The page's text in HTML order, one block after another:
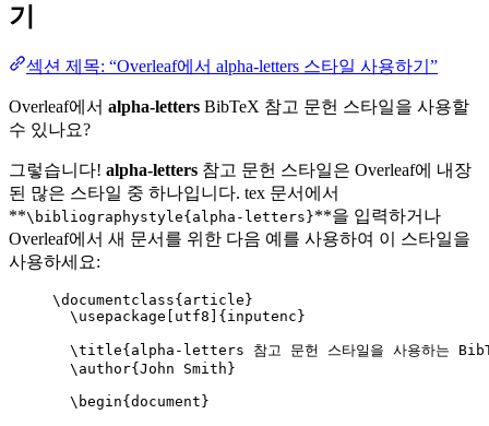
기
섹션 제목: “Overleaf에서 alpha-letters 스타일 사용하기”
Overleaf에서 alpha-letters BibTeX 참고 문헌 스타일을 사용할
수 있나요?
그렇습니다! alpha-letters 참고 문헌 스타일은 Overleaf에 내장
된 많은 스타일 중 하나입니다. tex 문서에서
**\bibliographystyle{alpha-letters}**을 입력하거나
Overleaf에서 새 문서를 위한 다음 예를 사용하여 이 스타일을
사용하세요:
\documentclass{ article }
\usepackage
utf8 ]{ inputenc }
\title{alpha-letters 참고 문헌 스타일을 사용하는
\author{John Smith}
\begin{ document }